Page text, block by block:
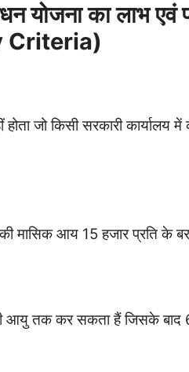
योजना का लाभ एवं
Criteria)
जो किसी सरकारी कार्यालय
मासिक आय 15 हजार प्रति के
की आयु तक कर सकता हैं जिसके